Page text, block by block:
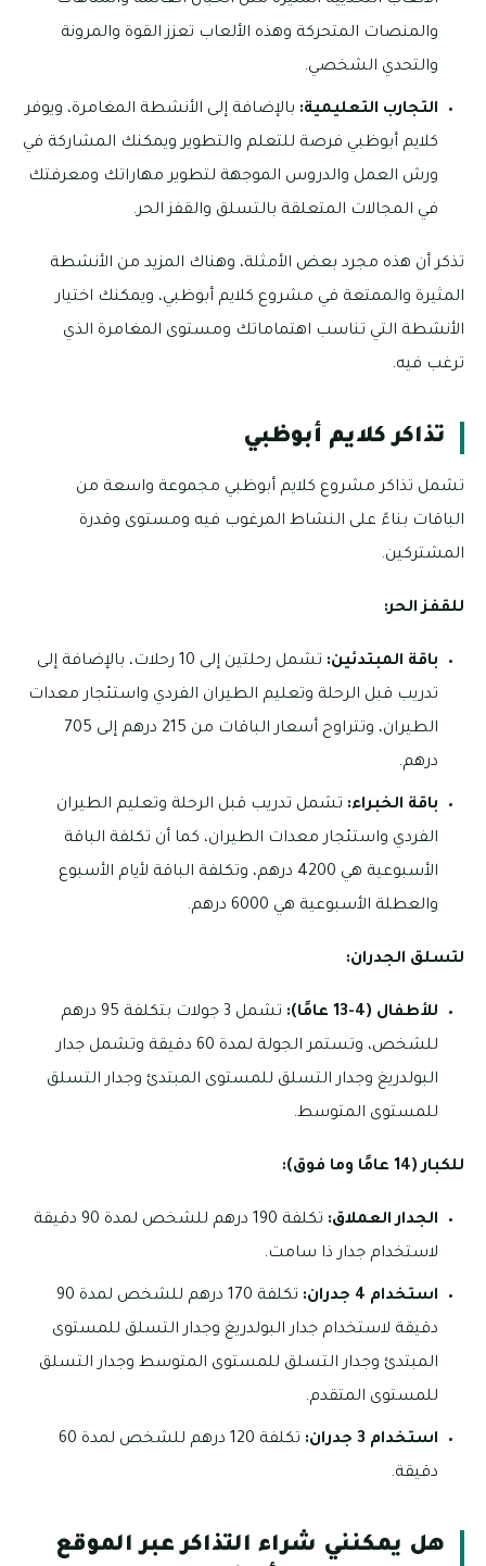
والمنصات المتحركة وهذه الألعاب تعزز القوة والمرونة
والتحدي الشخصي.
التجارب التعليمية: بالإضافة إلى الأنشطة المغامرة، ويوفر
كلايم أبوظبي فرصة للتعلم والتطوير ويمكنك المشاركة في
ورش العمل والدروس الموجهة لتطوير مهاراتك ومعرفتك
في المجالات المتعلقة بالتسلق والقفز الحر.
تذكر أن هذه مجرد بعض الأمثلة، وهناك المزيد من الأنشطة
المثيرة والممتعة في مشروع كلايم أبوظبي، ويمكنك اختيار
الأنشطة التي تناسب اهتماماتك ومستوى المغامرة الذي
ترغب فيه.
تذاكر كلايم أبوظبي
تشمل تذاكر مشروع كلايم أبوظبي مجموعة واسعة من
الباقات بناءً على النشاط المرغوب فيه ومستوى وقدرة
المشتركين.
للقفز الحر:
باقة المبتدئين:
تشمل رحلتين إلى 10 رحلات، بالإضافة إلى
تدريب قبل الرحلة وتعليم الطيران الفردي واستئجار معدات
الطيران، وتتراوح أسعار الباقات من 215 درهم إلى 705
درهم.
باقة الخبراء: تشمل تدريب قبل الرحلة وتعليم الطيران
الفردي واستئجار معدات الطيران، كما أن تكلفة الباقة
الأسبوعية هي 4200 درهم، وتكلفة الباقة لأيام الأسبوع
والعطلة الأسبوعية هي 6000 درهم.
لتسلق الجدران:
للأطفال (4-13 عامًا):
تشمل 3 جولات بتكلفة 95 درهم
للشخص، وتستمر الجولة لمدة 60 دقيقة وتشمل جدار
البولدريغ وجدار التسلق للمستوى المبتدئ وجدار التسلق
للمستوى المتوسط.
للكبار (14 عامًا وما فوق):
الجدار العملاق:
تكلفة 190 درهم للشخص لمدة 90 دقيقة
لاستخدام جدار ذا سامت.
استخدام 4 جدران:
تكلفة 170 درهم للشخص لمدة 90
دقيقة لاستخدام جدار البولدريغ وجدار التسلق للمستوى
المبتدئ وجدار التسلق للمستوى المتوسط وجدار التسلق
للمستوى المتقدم.
استخدام 3 جدران:
تكلفة 120 درهم للشخص لمدة 60
دقيقة.
هل يمكنني شراء التذاكر عبر الموقع